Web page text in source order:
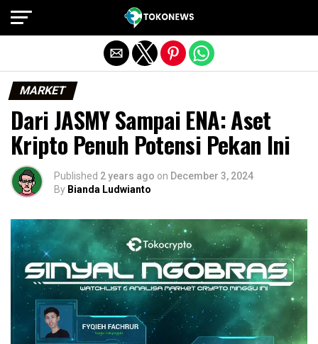
MARKET
Dari JASMY Sampai ENA: Aset
Kripto Penuh Potensi Pekan Ini
Published 2 years ago on December 3, 2024
By Bianda Ludwianto
Exit mobile version